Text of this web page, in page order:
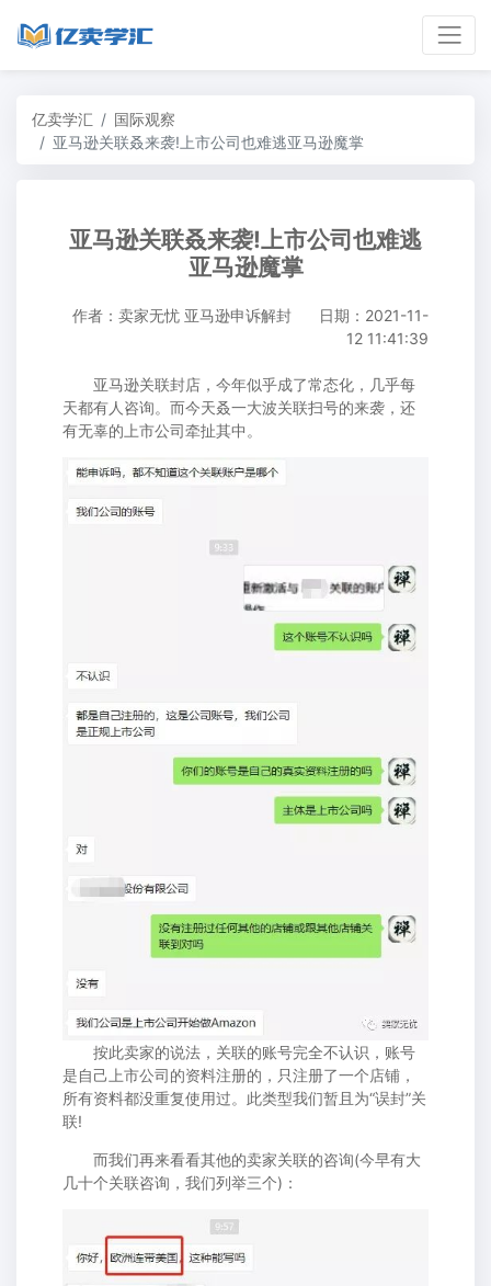
亿卖学汇
国际观察
亚马逊关联叒来袭!上市公司也难逃亚马逊魔掌
亚马逊关联叒来袭!上市公司也难逃
亚马逊魔掌
作者：卖家无忧 亚马逊申诉解封
日期：2021-11-
12 11:41:39
亚马逊关联封店，今年似乎成了常态化，几乎每
天都有人咨询。而今天叒一大波关联扫号的来袭，还
有无辜的上市公司牵扯其中。
按此卖家的说法，关联的账号完全不认识，账号
是自己上市公司的资料注册的，只注册了一个店铺，
所有资料都没重复使用过。此类型我们暂且为“误封”关
联!
而我们再来看看其他的卖家关联的咨询(今早有大
几十个关联咨询，我们列举三个)：